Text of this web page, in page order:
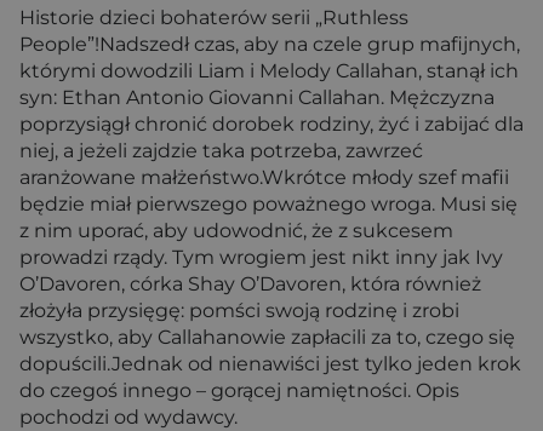
Historie dzieci bohaterów serii „Ruthless
People”!Nadszedł czas, aby na czele grup mafijnych,
którymi dowodzili Liam i Melody Callahan, stanął ich
syn: Ethan Antonio Giovanni Callahan. Mężczyzna
poprzysiągł chronić dorobek rodziny, żyć i zabijać dla
niej, a jeżeli zajdzie taka potrzeba, zawrzeć
aranżowane małżeństwo.Wkrótce młody szef mafii
będzie miał pierwszego poważnego wroga. Musi się
z nim uporać, aby udowodnić, że z sukcesem
prowadzi rządy. Tym wrogiem jest nikt inny jak Ivy
O’Davoren, córka Shay O’Davoren, która również
złożyła przysięgę: pomści swoją rodzinę i zrobi
wszystko, aby Callahanowie zapłacili za to, czego się
dopuścili.Jednak od nienawiści jest tylko jeden krok
do czegoś innego – gorącej namiętności. Opis
pochodzi od wydawcy.